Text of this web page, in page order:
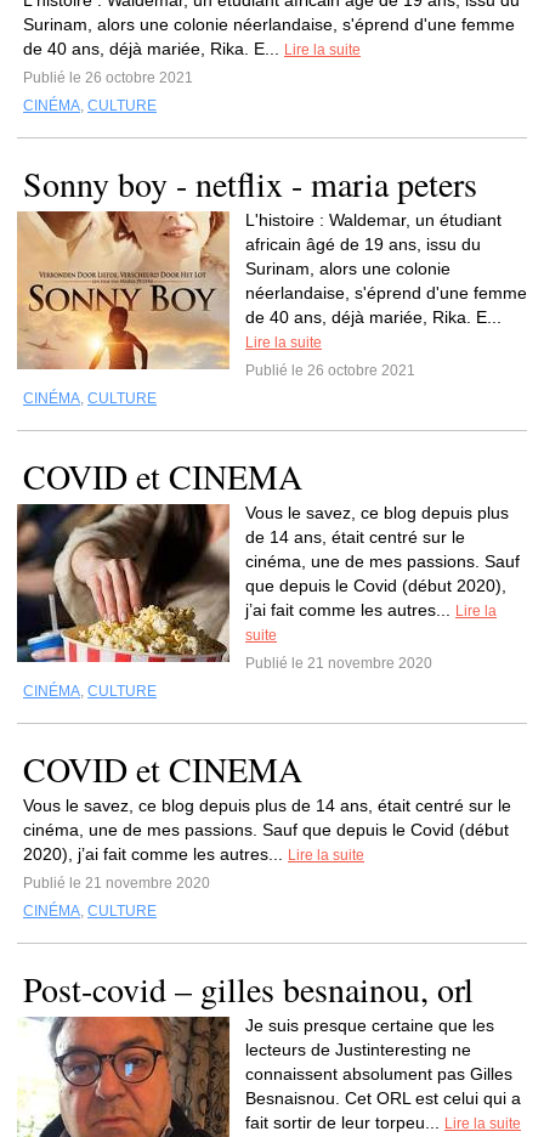
Surinam, alors une colonie néerlandaise, s'éprend d'une femme
de 40 ans, déjà mariée, Rika. E...
Lire la suite
Publié le 26 octobre 2021
CINÉMA, CULTURE
Sonny boy - netflix - maria peters
L'histoire : Waldemar, un étudiant
africain âgé de 19 ans, issu du
Surinam, alors une colonie
néerlandaise, s'éprend d'une femme
de 40 ans, déjà mariée, Rika. E...
Lire la suite
Publié le 26 octobre 2021
CINÉMA, CULTURE
COVID et CINEMA
Vous le savez, ce blog depuis plus
de 14 ans, était centré sur le
cinéma, une de mes passions. Sauf
que depuis le Covid (début 2020),
j’ai fait comme les autres...
Lire la
suite
Publié le 21 novembre 2020
CINÉMA, CULTURE
COVID et CINEMA
Vous le savez, ce blog depuis plus de 14 ans, était centré sur le
cinéma, une de mes passions. Sauf que depuis le Covid (début
2020), j’ai fait comme les autres...
Lire la suite
Publié le 21 novembre 2020
CINÉMA, CULTURE
Post-covid – gilles besnainou, orl
Je suis presque certaine que les
lecteurs de Justinteresting ne
connaissent absolument pas Gilles
Besnaisnou. Cet ORL est celui qui a
fait sortir de leur torpeu...
Lire la suite